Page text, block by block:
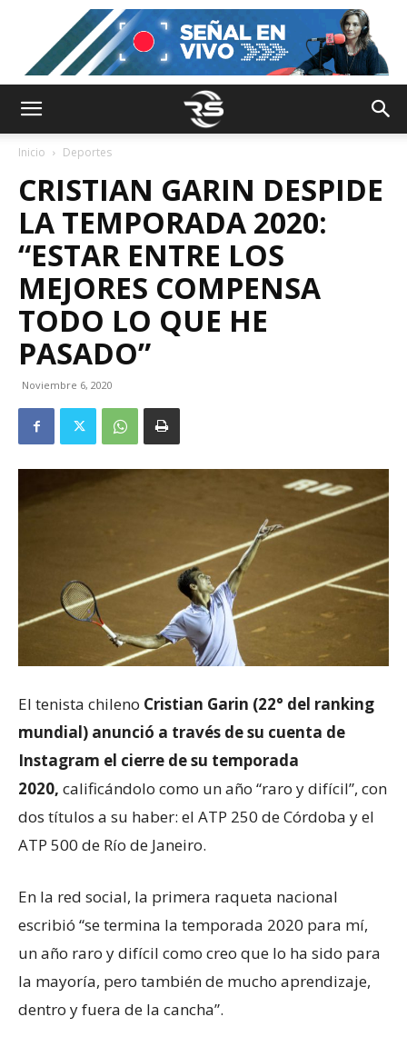
Inicio Deportes
CRISTIAN GARIN DESPIDE
LA TEMPORADA 2020:
“ESTAR ENTRE LOS
MEJORES COMPENSA
TODO LO QUE HE
PASADO”
Noviembre 6, 2020
El tenista chileno Cristian Garin (22° del ranking
mundial) anunció a través de su cuenta de
Instagram el cierre de su temporada
2020, calificándolo como un año “raro y difícil”, con
dos títulos a su haber: el ATP 250 de Córdoba y el
ATP 500 de Río de Janeiro.
En la red social, la primera raqueta nacional
escribió “se termina la temporada 2020 para mí,
un año raro y difícil como creo que lo ha sido para
la mayoría, pero también de mucho aprendizaje,
dentro y fuera de la cancha”.